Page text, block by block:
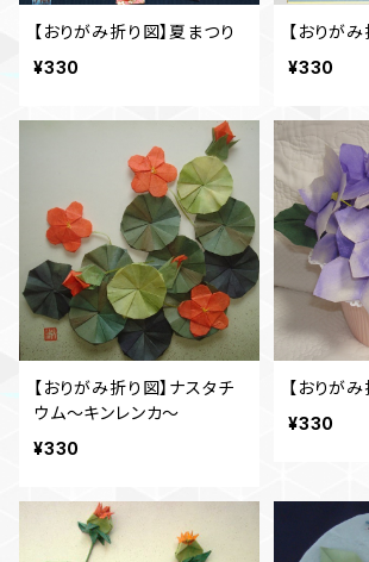
【おりがみ折り図】夏まつり
¥330
【おりが
¥330
【おりがみ折り図】ナスタチ
ウム～キンレンカ～
¥330
【おりが
¥330